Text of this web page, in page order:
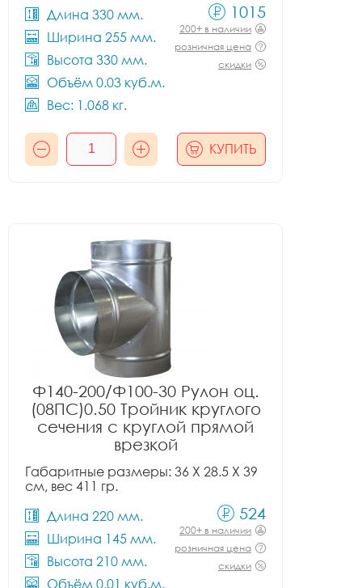
Длина 330 мм.
Ширина 255 мм.
Высота 330 мм.
Объём 0.03 куб.м.
Вес: 1.068 кг.
1015
200+ в наличии
розничная цена
скидки
КУПИТЬ
Ф140-200/Ф100-30 Рулон оц.
(08ПС)0.50 Тройник круглого
сечения с круглой прямой
врезкой
Габаритные размеры: 36 X 28.5 X 39
см, вес 411 гр.
Длина 220 мм.
Ширина 145 мм.
Высота 210 мм.
Объём 0.01 куб.м.
524
200+ в наличии
розничная цена
скидки